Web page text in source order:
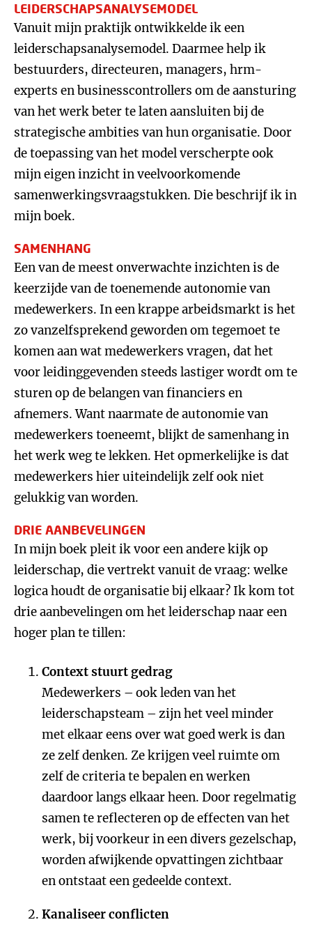
LEIDERSCHAPSANALYSEMODEL
Vanuit mijn praktijk ontwikkelde ik een
leiderschapsanalysemodel. Daarmee help ik
bestuurders, directeuren, managers, hrm-
experts en businesscontrollers om de aansturing
van het werk beter te laten aansluiten bij de
strategische ambities van hun organisatie. Door
de toepassing van het model verscherpte ook
mijn eigen inzicht in veelvoorkomende
samenwerkingsvraagstukken. Die beschrijf ik in
mijn boek.
SAMENHANG
Een van de meest onverwachte inzichten is de
keerzijde van de toenemende autonomie van
medewerkers. In een krappe arbeidsmarkt is het
zo vanzelfsprekend geworden om tegemoet te
komen aan wat medewerkers vragen, dat het
voor leidinggevenden steeds lastiger wordt om te
sturen op de belangen van financiers en
afnemers. Want naarmate de autonomie van
medewerkers toeneemt, blijkt de samenhang in
het werk weg te lekken. Het opmerkelijke is dat
medewerkers hier uiteindelijk zelf ook niet
gelukkig van worden.
DRIE AANBEVELINGEN
In mijn boek pleit ik voor een andere kijk op
leiderschap, die vertrekt vanuit de vraag: welke
logica houdt de organisatie bij elkaar? Ik kom tot
drie aanbevelingen om het leiderschap naar een
hoger plan te tillen:
Context stuurt gedrag
Medewerkers – ook leden van het
leiderschapsteam – zijn het veel minder
met elkaar eens over wat goed werk is dan
ze zelf denken. Ze krijgen veel ruimte om
zelf de criteria te bepalen en werken
daardoor langs elkaar heen. Door regelmatig
samen te reflecteren op de effecten van het
werk, bij voorkeur in een divers gezelschap,
worden afwijkende opvattingen zichtbaar
en ontstaat een gedeelde context.
Kanaliseer conflicten